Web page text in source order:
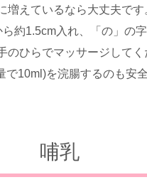
えているなら大丈夫です
約1.5cm入れ、「の」の字
ひらでマッサージしてく
10ml)を浣腸するのも安
哺乳